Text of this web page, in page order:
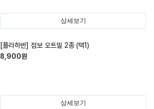
상세보기
[플라하반] 점보 오트밀 2종 (택1)
8,900원
상세보기